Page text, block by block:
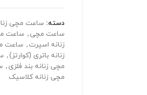
دسته: ساعت مچی
ساعت مچی , ساعت
زنانه اسپرت , ساعت
زنانه باتری (کوارتز),
مچی زنانه بند فلزی ,
مچی زنانه کلاسیک